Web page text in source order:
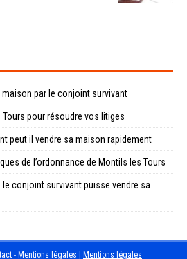
par le conjoint survivant
Tours pour résoudre vos litiges
peut il vendre sa maison rapidement
de l’ordonnance de Montils les Tours
conjoint survivant puisse vendre sa
- Mentions légales | Mentions légales